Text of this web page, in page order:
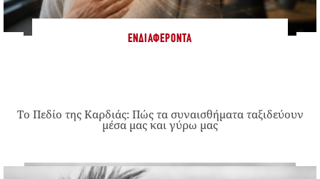
ΕΝΔΙΑΦΈΡΟΝΤΑ
Το Πεδίο της Καρδιάς: Πώς τα συναισθήματα ταξιδεύουν
μέσα μας και γύρω μας